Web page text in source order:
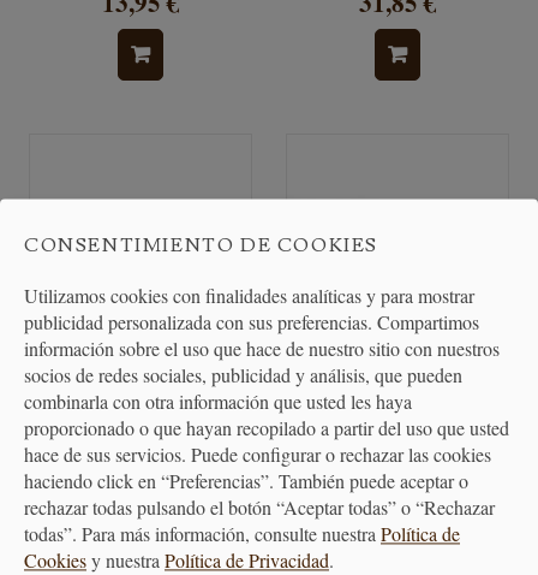
Espátula Acodada de Acero
Inoxidable 12.5cm
24,65 €
Espátula Acodada de Acero
Inoxidable 13cm...
29,29 €
CONSENTIMIENTO DE COOKIES
Utilizamos cookies con finalidades analíticas y para mostrar
publicidad personalizada con sus preferencias. Compartimos
información sobre el uso que hace de nuestro sitio con nuestros
socios de redes sociales, publicidad y análisis, que pueden
combinarla con otra información que usted les haya
proporcionado o que hayan recopilado a partir del uso que usted
hace de sus servicios. Puede configurar o rechazar las cookies
haciendo click en “Preferencias”. También puede aceptar o
rechazar todas pulsando el botón “Aceptar todas” o “Rechazar
todas”. Para más información, consulte nuestraPolítica de
Cookiesy nuestraPolítica de Privacidad.